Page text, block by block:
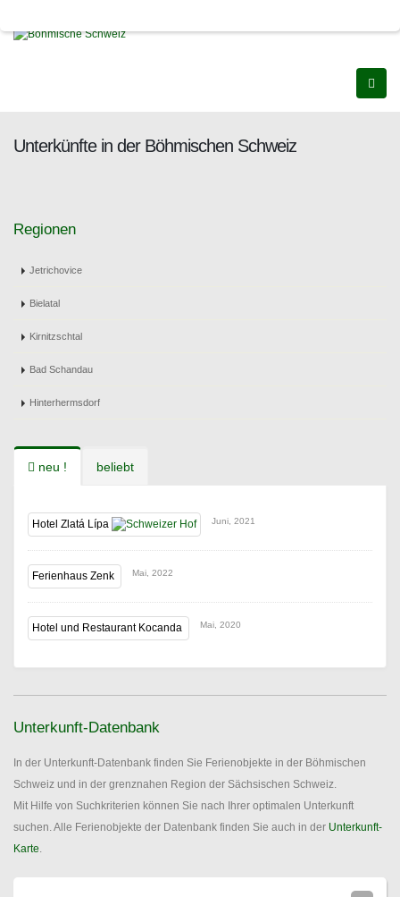
Unterkünfte in der Böhmischen Schweiz
Regionen
Jetrichovice
Bielatal
Kirnitzschtal
Bad Schandau
Hinterhermsdorf
neu ! beliebt
Hotel Zlatá Lípa Juni, 2021
Ferienhaus Zenk Mai, 2022
Hotel und Restaurant Kocanda Mai, 2020
Unterkunft-Datenbank
In der Unterkunft-Datenbank finden Sie Ferienobjekte in der Böhmischen
Schweiz und in der grenznahen Region der Sächsischen Schweiz.
Mit Hilfe von Suchkriterien können Sie nach Ihrer optimalen Unterkunft
suchen. Alle Ferienobjekte der Datenbank finden Sie auch in der Unterkunft-
Karte.